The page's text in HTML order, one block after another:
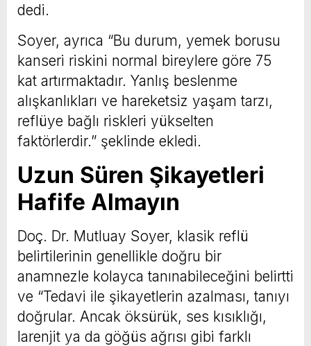
dedi.
Soyer, ayrıca “Bu durum, yemek borusu
kanseri riskini normal bireylere göre 75
kat artırmaktadır. Yanlış beslenme
alışkanlıkları ve hareketsiz yaşam tarzı,
reflüye bağlı riskleri yükselten
faktörlerdir.” şeklinde ekledi.
Uzun Süren Şikayetleri
Hafife Almayın
Doç. Dr. Mutluay Soyer, klasik reflü
belirtilerinin genellikle doğru bir
anamnezle kolayca tanınabileceğini belirtti
ve “Tedavi ile şikayetlerin azalması, tanıyı
doğrular. Ancak öksürük, ses kısıklığı,
larenjit ya da göğüs ağrısı gibi farklı